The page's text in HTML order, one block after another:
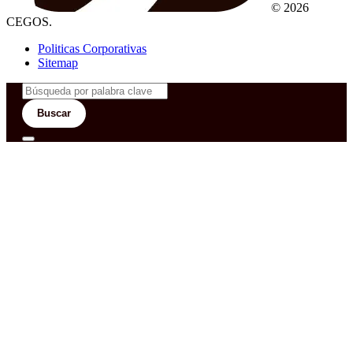
© 2026
CEGOS.
Politicas Corporativas
Sitemap
Buscar